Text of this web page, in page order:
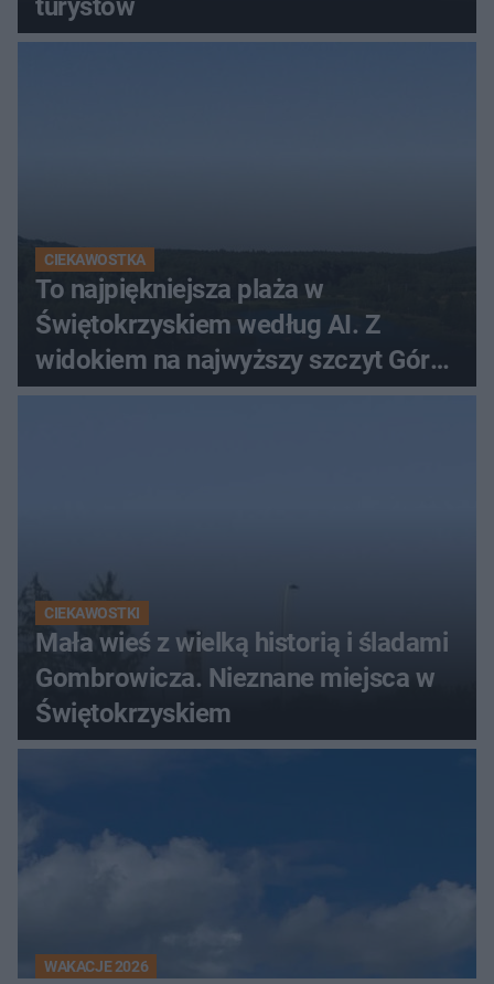
turystów
CIEKAWOSTKA
To najpiękniejsza plaża w
Świętokrzyskiem według AI. Z
widokiem na najwyższy szczyt Gór
Świętokrzyskich
CIEKAWOSTKI
Mała wieś z wielką historią i śladami
Gombrowicza. Nieznane miejsca w
Świętokrzyskiem
WAKACJE 2026